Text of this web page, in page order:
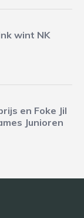
wint NK
en Foke Jil
Junioren